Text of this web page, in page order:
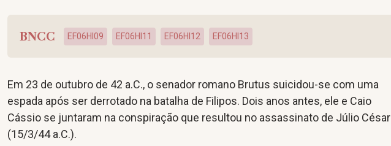
BNCC EF06HI09 EF06HI11 EF06HI12 EF06HI13
Em 23 de outubro de 42 a.C., o senador romano Brutus suicidou-se com uma
espada após ser derrotado na batalha de Filipos. Dois anos antes, ele e Caio
Cássio se juntaram na conspiração que resultou no assassinato de Júlio César
(15/3/44 a.C.).